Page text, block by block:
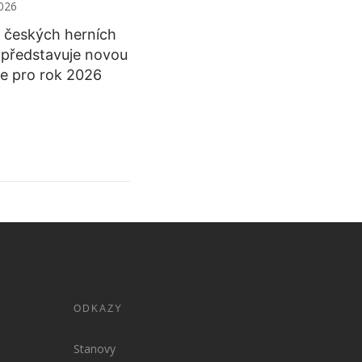
českých herních
novou
pro rok 2026
ODKAZY
Stanovy